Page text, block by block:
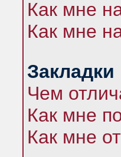
Как мне
Как мне
Чем
Как мне
Как мне